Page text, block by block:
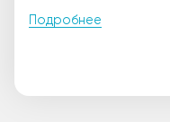
Подробнее